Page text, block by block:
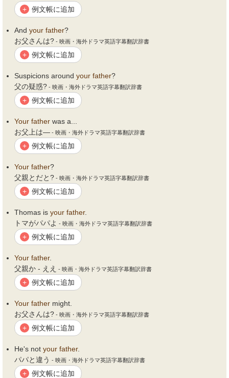
+ 例文帳に追加
And your father?
お父さんは? - 映画・海外ドラマ英語字幕翻訳辞書
+ 例文帳に追加
Suspicions around your father?
父の疑惑? - 映画・海外ドラマ英語字幕翻訳辞書
+ 例文帳に追加
Your father was a...
お父上は― - 映画・海外ドラマ英語字幕翻訳辞書
+ 例文帳に追加
Your father?
父親とだと? - 映画・海外ドラマ英語字幕翻訳辞書
+ 例文帳に追加
Thomas is your father.
トマがパパよ - 映画・海外ドラマ英語字幕翻訳辞書
+ 例文帳に追加
Your father.
父親か - ええ
- 映画・海外ドラマ英語字幕翻訳辞書
+ 例文帳に追加
Your father might.
お父さんは? - 映画・海外ドラマ英語字幕翻訳辞書
+ 例文帳に追加
He's not your father.
パパと違う - 映画・海外ドラマ英語字幕翻訳辞書
+ 例文帳に追加